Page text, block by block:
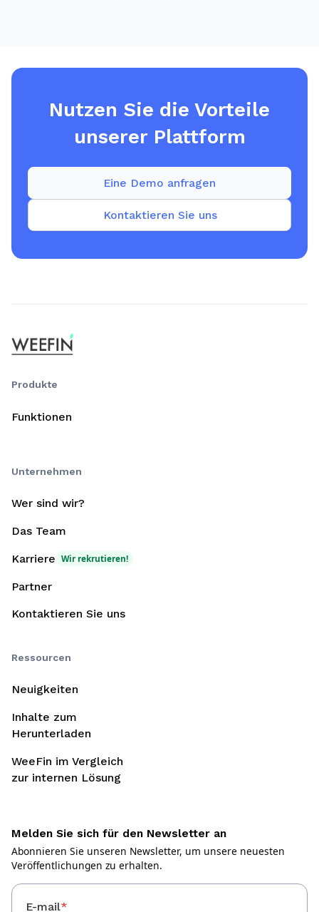
Nutzen Sie die Vorteile
unserer Plattform
Kontaktieren Sie uns
Eine Demo anfragen
Produkte
Funktionen
Unternehmen
Wer sind wir?
Das Team
Karriere Wir rekrutieren!
Partner
Kontaktieren Sie uns
Ressourcen
Neuigkeiten
Inhalte zum
Herunterladen
WeeFin im Vergleich
zur internen Lösung
Melden Sie sich für den Newsletter an
Abonnieren Sie unseren Newsletter, um unsere neuesten
Veröffentlichungen zu erhalten.
E-mail*